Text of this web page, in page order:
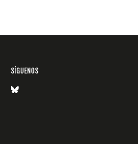
SÍGUENOS